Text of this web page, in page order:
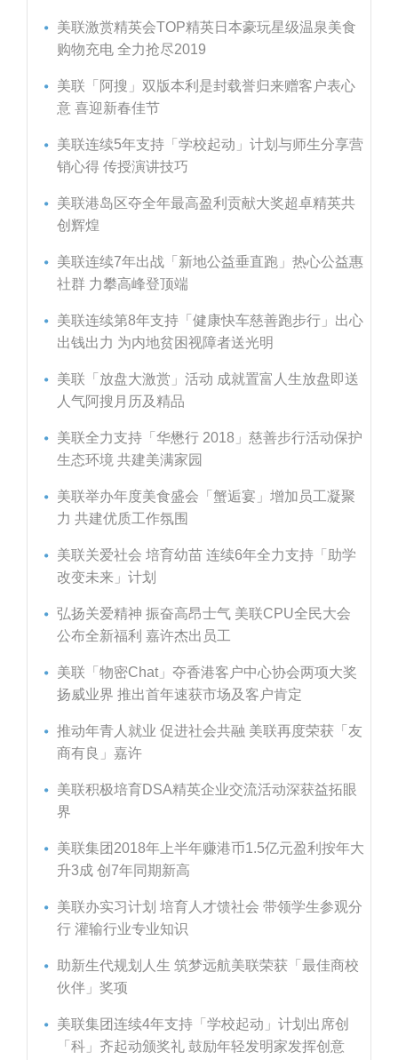
美联激赏精英会TOP精英日本豪玩星级温泉美食
购物充电 全力抢尽2019
美联「阿搜」双版本利是封载誉归来赠客户表心
意 喜迎新春佳节
美联连续5年支持「学校起动」计划与师生分享营
销心得 传授演讲技巧
美联港岛区夺全年最高盈利贡献大奖超卓精英共
创辉煌
美联连续7年出战「新地公益垂直跑」热心公益惠
社群 力攀高峰登顶端
美联连续第8年支持「健康快车慈善跑步行」出心
出钱出力 为内地贫困视障者送光明
美联「放盘大激赏」活动 成就置富人生放盘即送
人气阿搜月历及精品
美联全力支持「华懋行 2018」慈善步行活动保护
生态环境 共建美满家园
美联举办年度美食盛会「蟹逅宴」增加员工凝聚
力 共建优质工作氛围
美联关爱社会 培育幼苗 连续6年全力支持「助学
改变未来」计划
弘扬关爱精神 振奋高昂士气 美联CPU全民大会
公布全新福利 嘉许杰出员工
美联「物密Chat」夺香港客户中心协会两项大奖
扬威业界 推出首年速获市场及客户肯定
推动年青人就业 促进社会共融 美联再度荣获「友
商有良」嘉许
美联积极培育DSA精英企业交流活动深获益拓眼
界
美联集团2018年上半年赚港币1.5亿元盈利按年大
升3成 创7年同期新高
美联办实习计划 培育人才馈社会 带领学生参观分
行 灌输行业专业知识
助新生代规划人生 筑梦远航美联荣获「最佳商校
伙伴」奖项
美联集团连续4年支持「学校起动」计划出席创
「科」齐起动颁奖礼 鼓励年轻发明家发挥创意